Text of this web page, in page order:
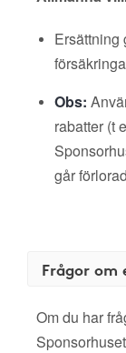
Ersättning
Obs:
rabatter (t
går
Frågor om
Om du har